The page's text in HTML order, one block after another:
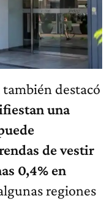
destacó
una
de vestir
0,4% en
regiones